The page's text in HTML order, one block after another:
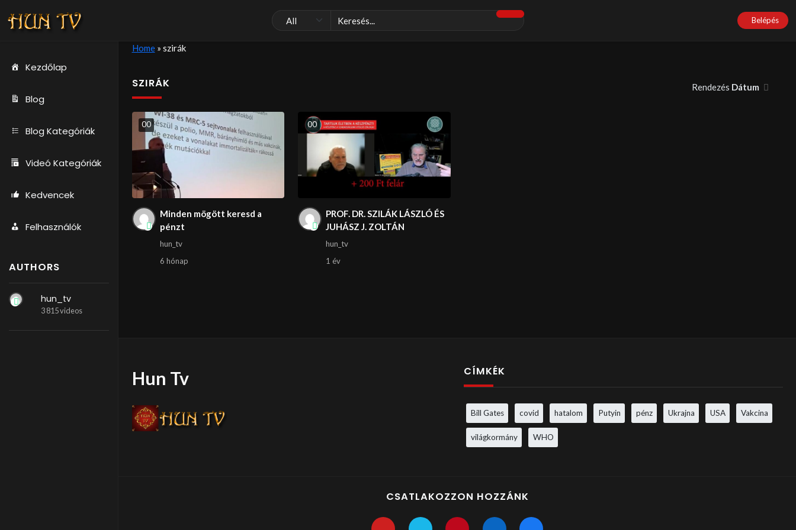
Belépés
Kezdőlap
Blog
Blog Kategóriák
Videó Kategóriák
Kedvencek
Felhasználók
AUTHORS
hun_tv
3 815 videos
Home» szirák
SZIRÁK Rendezés Dátum
00
Minden mögött keresd a
pénzt
hun_tv
6 hónap
00
PROF. DR. SZILÁK LÁSZLÓ ÉS
JUHÁSZ J. ZOLTÁN
hun_tv
1 év
Hun Tv CÍMKÉK
Bill Gates covid hatalom Putyin pénz Ukrajna USA Vakcina
világkormány WHO
CSATLAKOZZON HOZZÁNK